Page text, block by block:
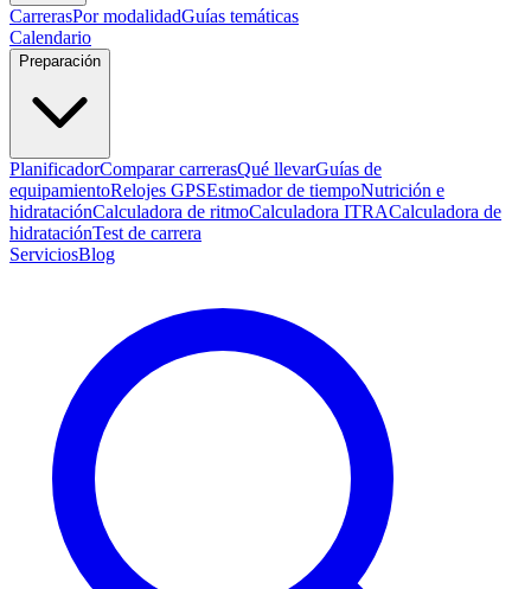
CarrerasPor modalidadGuías temáticas
Calendario
Preparación
PlanificadorComparar carrerasQué llevarGuías de
equipamientoRelojes GPSEstimador de tiempoNutrición e
hidrataciónCalculadora de ritmoCalculadora ITRACalculadora de
hidrataciónTest de carrera
ServiciosBlog